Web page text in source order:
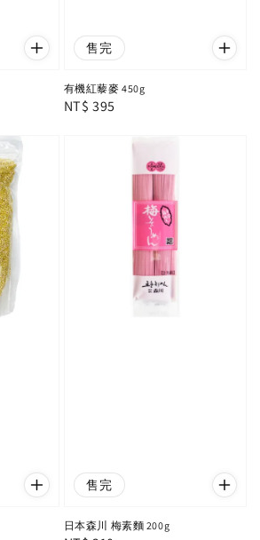
售完
有機紅藜麥 450g
Regular
NT$ 395
售完
日本森川 梅素麵 200g